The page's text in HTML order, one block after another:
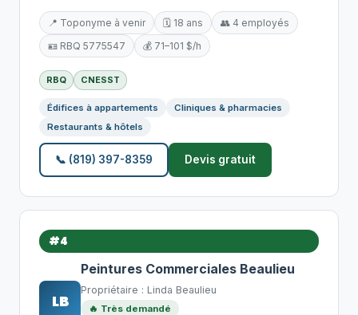
📍 Toponyme à venir 🗓️ 18 ans
👥 4 employés
🪪 RBQ 5775547
💰 71–101 $/h
RBQ CNESST
Édifices à appartements
Cliniques & pharmacies
Restaurants & hôtels
📞 (819) 397-8359 Devis gratuit
#4
LB
Peintures Commerciales Beaulieu
Propriétaire : Linda Beaulieu
🔥 Très demandé